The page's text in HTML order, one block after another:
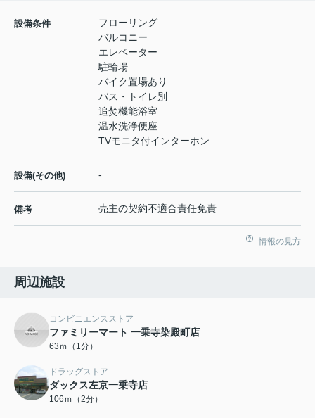
設備条件
フローリング
バルコニー
エレベーター
駐輪場
バイク置場あり
バス・トイレ別
追焚機能浴室
温水洗浄便座
TVモニタ付インターホン
設備(その他) -
備考 売主の契約不適合責任免責
情報の見方
周辺施設
コンビニエンスストア
ファミリーマート 一乗寺染殿町店
63ｍ（1分）
ドラッグストア
ダックス左京一乗寺店
106ｍ（2分）